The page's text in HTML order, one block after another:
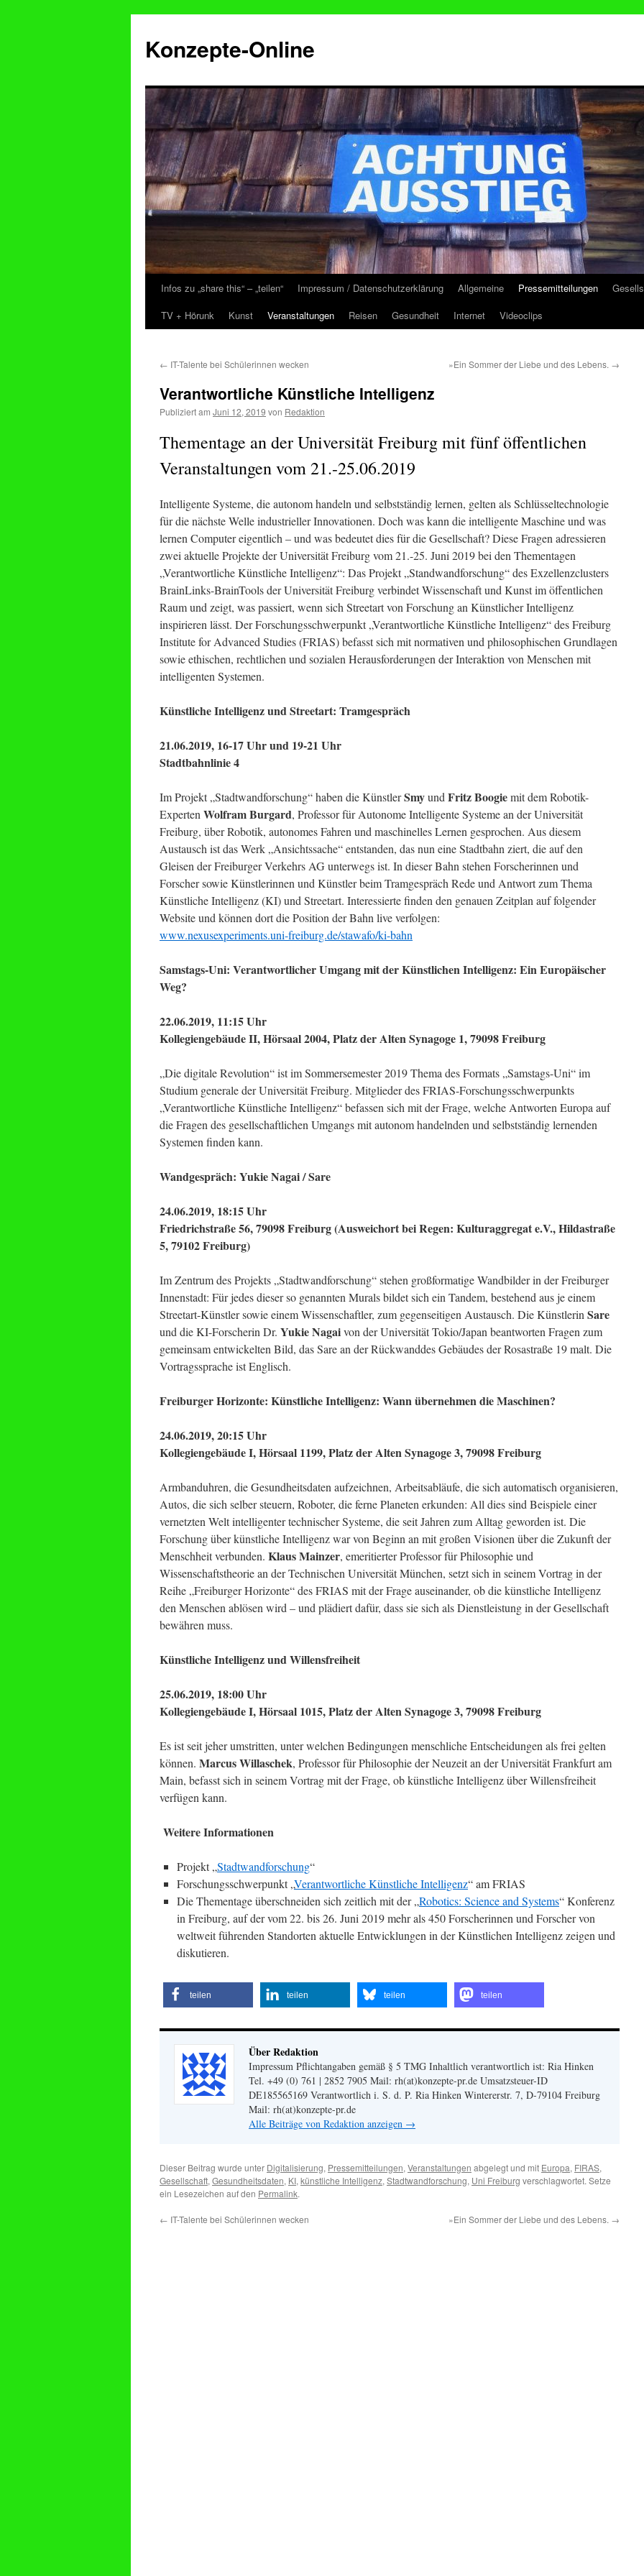
Konzepte-Online
Zum
Inhalt
Infos zu „share this“ – „teilen“ Impressum / Datenschutzerklärung Allgemeine Pressemitteilungen
TV + Hörunk
Kunst Veranstaltungen Reisen Gesundheit Internet Videoclips
← IT-Talente bei Schülerinnen wecken »Ein Sommer der Liebe und des Lebens. →
Verantwortliche Künstliche Intelligenz
Publiziert am Juni 12, 2019 von Redaktion
Thementage an der Universität Freiburg mit fünf öffentlichen
Veranstaltungen vom 21.-25.06.2019
Intelligente Systeme, die autonom handeln und selbstständig lernen, gelten als Schlüsseltechnologie
für die nächste Welle industrieller Innovationen. Doch was kann die intelligente Maschine und was
lernen Computer eigentlich – und was bedeutet dies für die Gesellschaft? Diese Fragen adressieren
zwei aktuelle Projekte der Universität Freiburg vom 21.-25. Juni 2019 bei den Thementagen
„Verantwortliche Künstliche Intelligenz“: Das Projekt „Standwandforschung“ des Exzellenzclusters
BrainLinks-BrainTools der Universität Freiburg verbindet Wissenschaft und Kunst im öffentlichen
Raum und zeigt, was passiert, wenn sich Streetart von Forschung an Künstlicher Intelligenz
inspirieren lässt. Der Forschungsschwerpunkt „Verantwortliche Künstliche Intelligenz“ des Freiburg
Institute for Advanced Studies (FRIAS) befasst sich mit normativen und philosophischen Grundlagen
sowie ethischen, rechtlichen und sozialen Herausforderungen der Interaktion von Menschen mit
intelligenten Systemen.
Künstliche Intelligenz und Streetart: Tramgespräch
21.06.2019, 16-17 Uhr und 19-21 Uhr
Stadtbahnlinie 4
Im Projekt „Stadtwandforschung“ haben die KünstlerSmyund Fritz Boogiemit dem Robotik-
Experten Wolfram Burgard, Professor für Autonome Intelligente Systeme an der Universität
Freiburg, über Robotik, autonomes Fahren und maschinelles Lernen gesprochen. Aus diesem
Austausch ist das Werk „Ansichtssache“ entstanden, das nun eine Stadtbahn ziert, die auf den
Gleisen der Freiburger Verkehrs AG unterwegs ist. In dieser Bahn stehen Forscherinnen und
Forscher sowie Künstlerinnen und Künstler beim Tramgespräch Rede und Antwort zum Thema
Künstliche Intelligenz (KI) und Streetart. Interessierte finden den genauen Zeitplan auf folgender
Website und können dort die Position der Bahn live verfolgen:
www.nexusexperiments.uni-freiburg.de/stawafo/ki-bahn
Samstags-Uni: Verantwortlicher Umgang mit der Künstlichen Intelligenz: Ein Europäischer
Weg?
22.06.2019, 11:15 Uhr
Kollegiengebäude II, Hörsaal 2004, Platz der Alten Synagoge 1, 79098 Freiburg
„Die digitale Revolution“ ist im Sommersemester 2019 Thema des Formats „Samstags-Uni“ im
Studium generale der Universität Freiburg. Mitglieder des FRIAS-Forschungsschwerpunkts
„Verantwortliche Künstliche Intelligenz“ befassen sich mit der Frage, welche Antworten Europa auf
die Fragen des gesellschaftlichen Umgangs mit autonom handelnden und selbstständig lernenden
Systemen finden kann.
Wandgespräch: Yukie Nagai / Sare
24.06.2019, 18:15 Uhr
Friedrichstraße 56, 79098 Freiburg (Ausweichort bei Regen: Kulturaggregat e.V., Hildastraße
5, 79102 Freiburg)
Im Zentrum des Projekts „Stadtwandforschung“ stehen großformatige Wandbilder in der Freiburger
Innenstadt: Für jedes dieser so genannten Murals bildet sich ein Tandem, bestehend aus je einem
Streetart-Künstler sowie einem Wissenschaftler, zum gegenseitigen Austausch. Die Künstlerin Sare
und die KI-Forscherin Dr. Yukie Nagaivon der Universität Tokio/Japan beantworten Fragen zum
gemeinsam entwickelten Bild, das Sare an der Rückwanddes Gebäudes der Rosastraße 19 malt. Die
Vortragssprache ist Englisch.
Freiburger Horizonte: Künstliche Intelligenz: Wann übernehmen die Maschinen?
24.06.2019, 20:15 Uhr
Kollegiengebäude I, Hörsaal 1199, Platz der Alten Synagoge 3, 79098 Freiburg
Armbanduhren, die Gesundheitsdaten aufzeichnen, Arbeitsabläufe, die sich automatisch organisieren,
Autos, die sich selber steuern, Roboter, die ferne Planeten erkunden: All dies sind Beispiele einer
vernetzten Welt intelligenter technischer Systeme, die seit Jahren zum Alltag geworden ist. Die
Forschung über künstliche Intelligenz war von Beginn an mit großen Visionen über die Zukunft der
Menschheit verbunden. Klaus Mainzer, emeritierter Professor für Philosophie und
Wissenschaftstheorie an der Technischen Universität München, setzt sich in seinem Vortrag in der
Reihe „Freiburger Horizonte“ des FRIAS mit der Frage auseinander, ob die künstliche Intelligenz
den Menschen ablösen wird – und plädiert dafür, dass sie sich als Dienstleistung in der Gesellschaft
bewähren muss.
Künstliche Intelligenz und Willensfreiheit
25.06.2019, 18:00 Uhr
Kollegiengebäude I, Hörsaal 1015, Platz der Alten Synagoge 3, 79098 Freiburg
Es ist seit jeher umstritten, unter welchen Bedingungen menschliche Entscheidungen als frei gelten
können. Marcus Willaschek, Professor für Philosophie der Neuzeit an der Universität Frankfurt am
Main, befasst sich in seinem Vortrag mit der Frage, ob künstliche Intelligenz über Willensfreiheit
verfügen kann.
Weitere Informationen
Projekt „Stadtwandforschung“
Forschungsschwerpunkt „Verantwortliche Künstliche Intelligenz“ am FRIAS
Die Thementage überschneiden sich zeitlich mit der „Robotics: Science and Systems“ Konferenz
in Freiburg, auf der vom 22. bis 26. Juni 2019 mehr als 450 Forscherinnen und Forscher von
weltweit führenden Standorten aktuelle Entwicklungen in der Künstlichen Intelligenz zeigen und
diskutieren.
teilen teilen teilen teilen
Über Redaktion
Impressum Pflichtangaben gemäß § 5 TMG Inhaltlich verantwortlich ist: Ria Hinken
Tel. +49 (0) 761 | 2852 7905 Mail: rh(at)konzepte-pr.de Umsatzsteuer-ID
DE185565169 Verantwortlich i. S. d. P. Ria Hinken Wintererstr. 7, D-79104 Freiburg
Mail: rh(at)konzepte-pr.de
Alle Beiträge von Redaktion anzeigen →
Dieser Beitrag wurde unter Digitalisierung, Pressemitteilungen, Veranstaltungen abgelegt und mit Europa, FIRAS,
Gesellschaft, Gesundheitsdaten, KI, künstliche Intelligenz, Stadtwandforschung, Uni Freiburg verschlagwortet. Setze
ein Lesezeichen auf den Permalink.
← IT-Talente bei Schülerinnen wecken »Ein Sommer der Liebe und des Lebens. →